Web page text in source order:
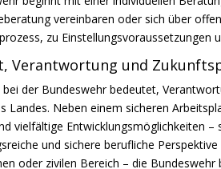
vereinbaren oder sich über
zu
Verantwortung und
bei der Bundeswehr bedeutet,
Landes. Neben einem sicheren
vielfältige Entwicklungsmöglichkeiten
und sichere berufliche
oder zivilen Bereich – die